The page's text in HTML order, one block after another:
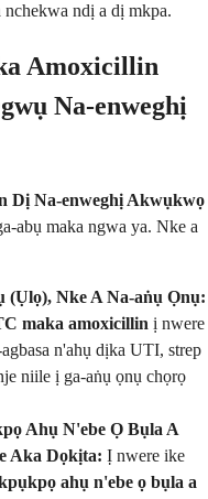
ndị a dị mkpa.
Amoxicillin
Na-enweghị
Dị Na-enweghị Akwụkwọ
abụ maka ngwa ya. Nke a
(Ụlọ), Nke A Na-aṅụ Ọnụ:
maka amoxicillin ị nwere
n'ahụ dịka UTI, strep
niile ị ga-aṅụ ọnụ chọrọ
Ahụ N'ebe Ọ Bụla A
Aka Dọkịta: Ị nwere ike
ahụ n'ebe ọ bụla a